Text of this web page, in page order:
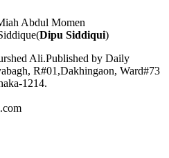
Abdul Momen
Dipu Siddiqui)
Ali.Published by Daily
R#01,Dakhingaon, Ward#73
1214.